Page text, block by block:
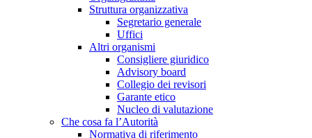
Struttura organizzativa
Segretario generale
Uffici
Altri organismi
Consigliere giuridico
Advisory board
Collegio dei revisori
Garante etico
Nucleo di valutazione
Che cosa fa l’Autorità
Normativa di riferimento